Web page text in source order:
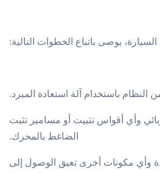
يوصى باتباع الخطوات التالية:
وأي أقواس تثبيت أو مسامير تثبت
الضاغط بالمحرك.
وأي مكونات أخرى تعيق الوصول إلى